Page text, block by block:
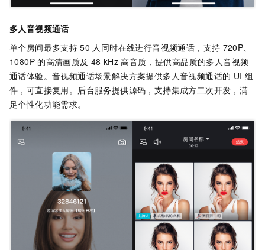
多人音视频通话
单个房间最多支持 50 人同时在线进行音视频通话，支持 720P、
1080P 的高清画质及 48 kHz 高音质，提供高品质的多人音视频
通话体验。音视频通话场景解决方案提供多人音视频通话的 UI 组
件，可直接复用。后台服务提供源码，支持集成方二次开发，满
足个性化功能需求。